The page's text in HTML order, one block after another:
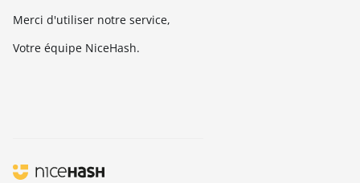
Merci d'utiliser notre service,
Votre équipe NiceHash.